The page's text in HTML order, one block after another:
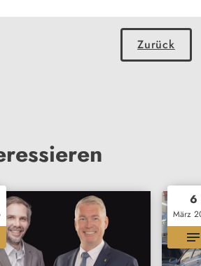
Zurück
6
März